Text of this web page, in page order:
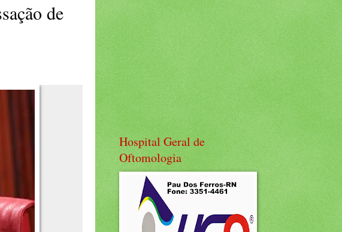
de
Hospital Geral de
Oftomologia